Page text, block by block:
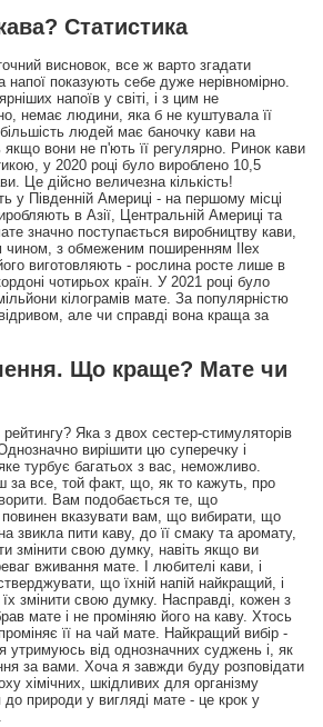
Статистика
висновок, все ж варто згадати
напої показують себе дуже нерівномірно.
напоїв у світі, і з цим не
немає людини, яка б не куштувала її
людей має баночку кави на
якщо вони не п'ють її регулярно. Ринок кави
у 2020 році було вироблено 10,5
Це дійсно величезна кількість!
у Південній Америці - на першому місці
в Азії, Центральній Америці та
значно поступається виробництву кави,
чином, з обмеженим поширенням Ilex
виготовляють - рослина росте лише в
чотирьох країн. У 2021 році було
кілограмів мате. За популярністю
але чи справді вона краща за
Що краще? Мате чи
Яка з двох сестер-стимуляторів
вирішити цю суперечку і
турбує багатьох з вас, неможливо.
за все, той факт, що, як то кажуть, про
Вам подобається те, що
повинен вказувати вам, що вибирати, що
звикла пити каву, до її смаку та аромату,
змінити свою думку, навіть якщо ви
вживання мате. І любителі кави, і
що їхній напій найкращий, і
змінити свою думку. Насправді, кожен з
мате і не проміняю його на каву. Хтось
її на чай мате. Найкращий вибір -
утримуюсь від однозначних суджень і, як
за вами. Хоча я завжди буду розповідати
хімічних, шкідливих для організму
до природи у вигляді мате - це крок у